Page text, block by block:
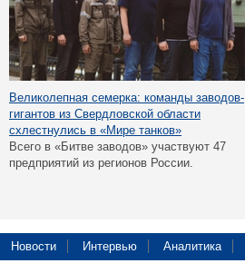
Великолепная семерка: команды заводов-
гигантов из Свердловской области
схлестнулись в «Мире танков»
Всего в «Битве заводов» участвуют 47
предприятий из регионов России.
Новости Интервью Аналитика